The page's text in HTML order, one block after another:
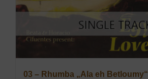
03 – Rhumba „Ala eh Betloumy“